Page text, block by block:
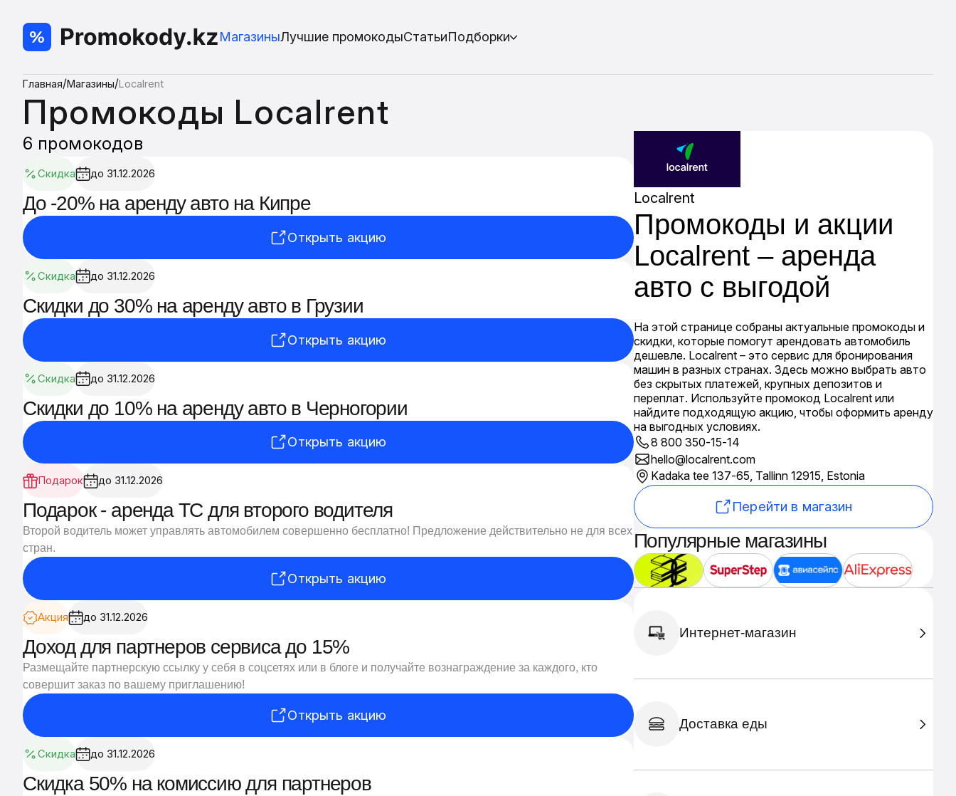
МагазиныЛучшие промокодыСтатьиПодборки
Главная/Магазины/Localrent
Промокоды Localrent
6 промокодов
Скидка до 31.12.2026
До -20% на аренду авто на Кипре
Открыть акцию
Скидка до 31.12.2026
Скидки до 30% на аренду авто в Грузии
Открыть акцию
Скидка до 31.12.2026
Скидки до 10% на аренду авто в Черногории
Открыть акцию
Подарок до 31.12.2026
Подарок - аренда ТС для второго водителя
Второй водитель может управлять автомобилем совершенно бесплатно! Предложение действительно не для всех
стран.
Открыть акцию
Акция до 31.12.2026
Доход для партнеров сервиса до 15%
Размещайте партнерскую ссылку у себя в соцсетях или в блоге и получайте вознаграждение за каждого, кто
совершит заказ по вашему приглашению!
Открыть акцию
Скидка до 31.12.2026
Скидка 50% на комиссию для партнеров
Localrent
Промокоды и акции
Localrent – аренда
авто с выгодой
На этой странице собраны актуальные промокоды и
скидки, которые помогут арендовать автомобиль
дешевле. Localrent – это сервис для бронирования
машин в разных странах. Здесь можно выбрать авто
без скрытых платежей, крупных депозитов и
переплат. Используйте промокод Localrent или
найдите подходящую акцию, чтобы оформить аренду
на выгодных условиях.
8 800 350-15-14
hello@localrent.com
Kadaka tee 137-65, Tallinn 12915, Estonia
Перейти в магазин
Популярные магазины
Интернет-магазин
Доставка еды